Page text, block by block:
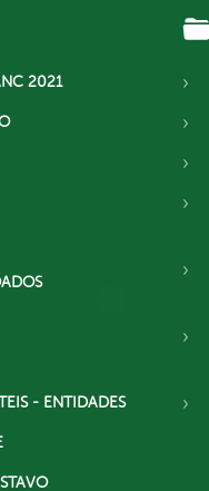
2021
- ENTIDADES